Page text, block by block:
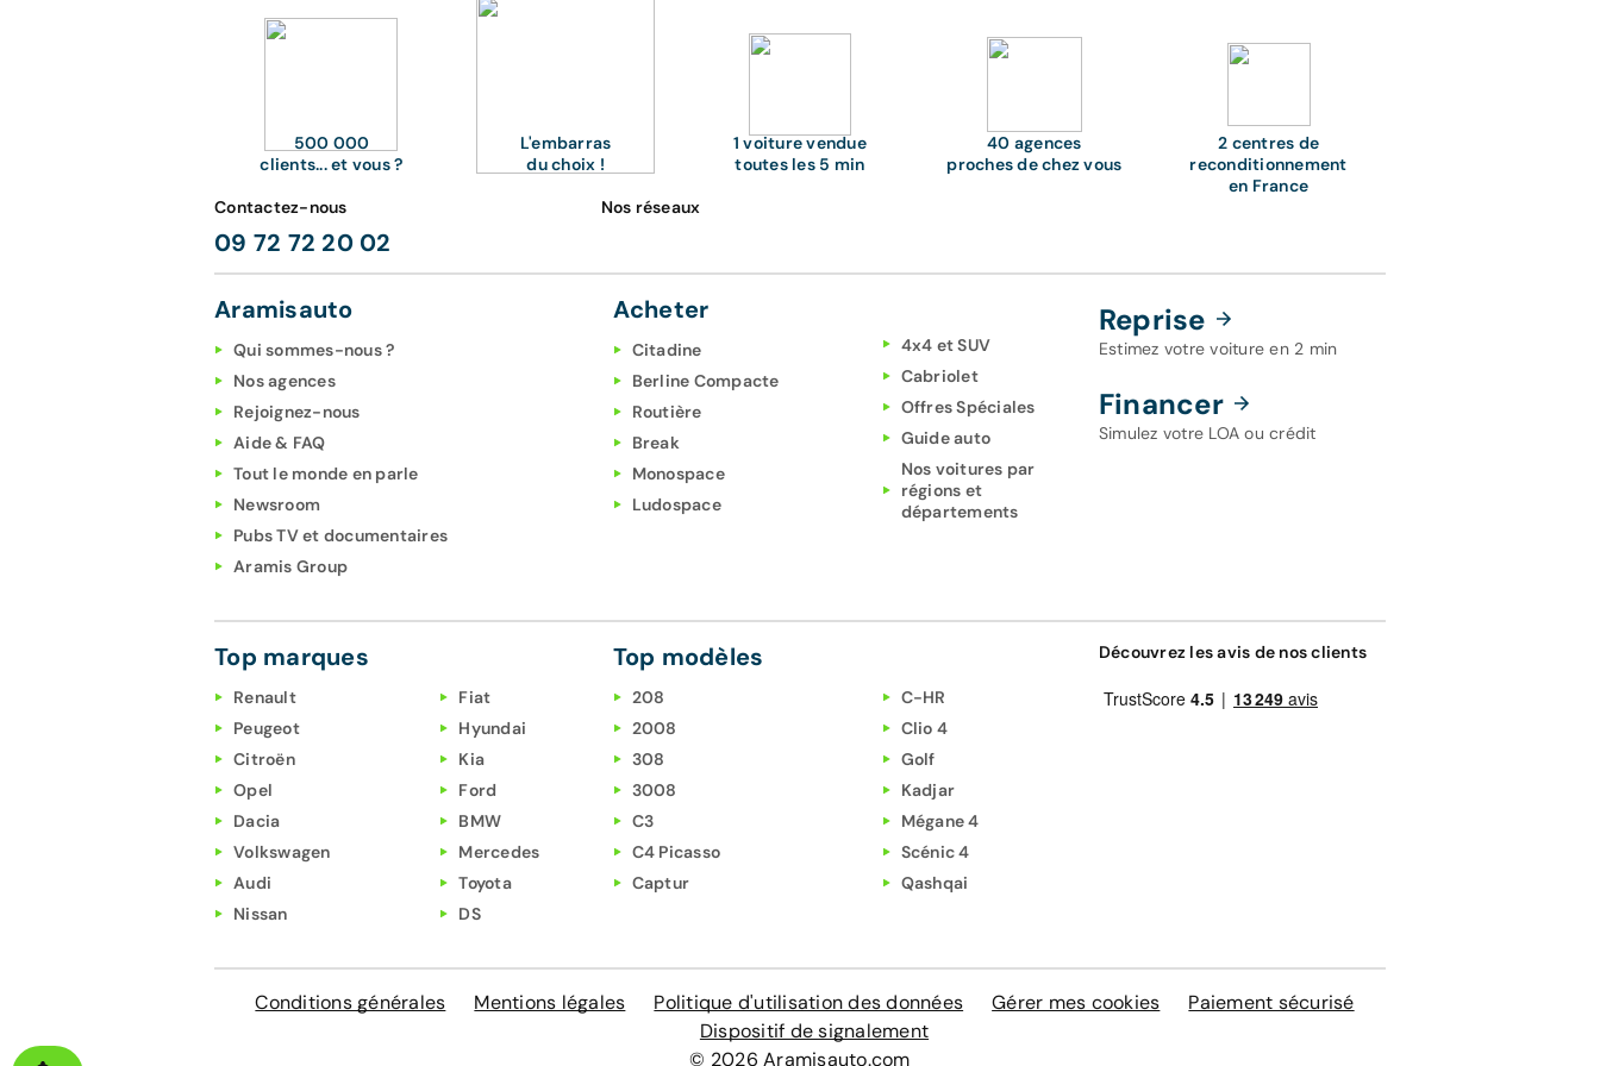
500 000
clients... et vous ?
L'embarras
du choix !
1 voiture vendue
toutes les 5 min
40 agences
proches de chez vous
2 centres de
reconditionnement
en France
Contactez-nous
09 72 72 20 02
Nos réseaux
Aramisauto
Qui sommes-nous ?
Nos agences
Rejoignez-nous
Aide & FAQ
Tout le monde en parle
Newsroom
Pubs TV et documentaires
Aramis Group
Acheter
Citadine
Berline Compacte
Routière
Break
Monospace
Ludospace
4x4 et SUV
Cabriolet
Offres Spéciales
Guide auto
Nos voitures par
régions et
départements
Reprise
Estimez votre voiture en 2 min
Financer
Simulez votre LOA ou crédit
Top marques
Renault
Peugeot
Citroën
Opel
Dacia
Volkswagen
Audi
Nissan
Fiat
Hyundai
Kia
Ford
BMW
Mercedes
Toyota
DS
Top modèles
208
2008
308
3008
C3
C4 Picasso
Captur
C-HR
Clio 4
Golf
Kadjar
Mégane 4
Scénic 4
Qashqai
Découvrez les avis de nos clients
Conditions générales Mentions légales Politique d'utilisation des données Gérer mes cookies
Paiement sécurisé
Dispositif de signalement
© 2026 Aramisauto.com